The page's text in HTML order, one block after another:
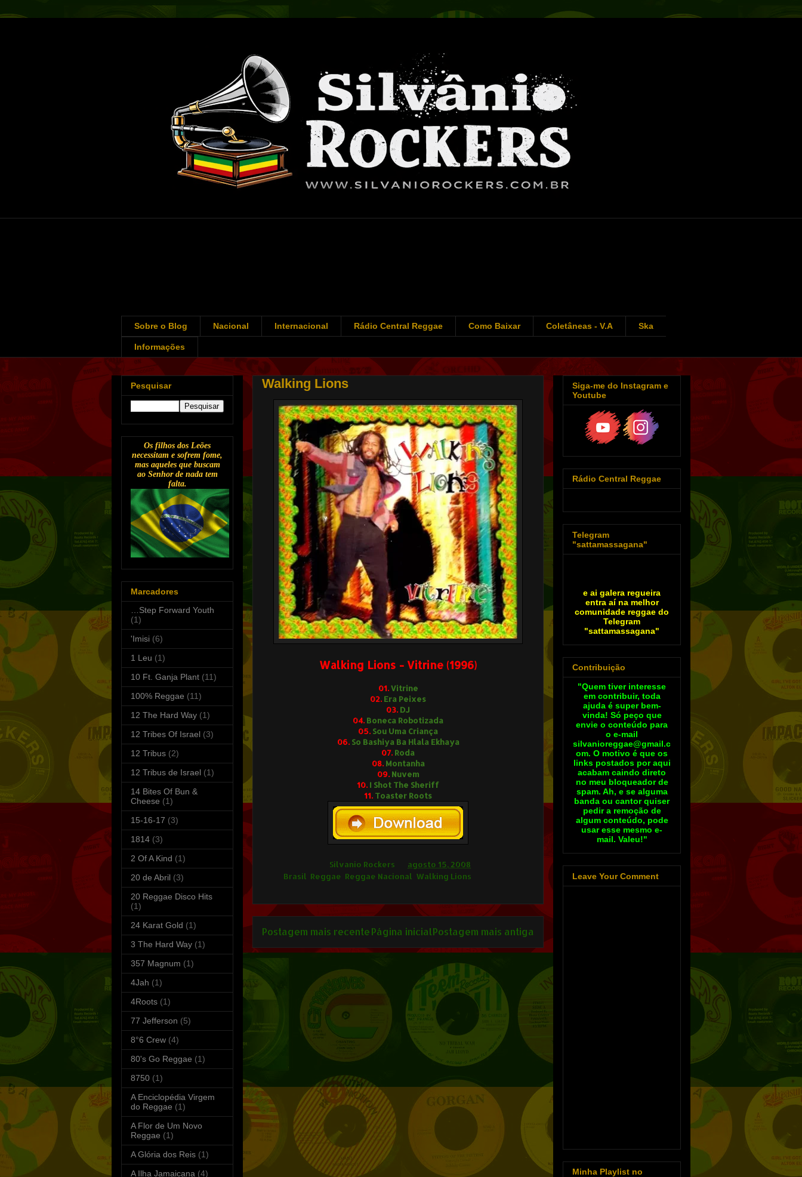
Sobre o Blog Nacional Internacional Rádio Central Reggae Como Baixar Coletâneas - V.A Ska
Informações
Walking Lions
Walking Lions - Vitrine (1996)
01.Vitrine
02. Era Peixes
03. DJ
04. Boneca Robotizada
05. Sou Uma Criança
06. So Bashiya Ba Hlala Ekhaya
07. Roda
08. Montanha
09. Nuvem
10. I Shot The Sheriff
11. Toaster Roots
Silvanio Rockers
agosto 15, 2008
Brasil Reggae Reggae Nacional Walking Lions
Postagem mais recente Postagem mais antiga
Página inicial
Pesquisar
Os filhos dos Leões
necessitam e sofrem fome,
mas aqueles que buscam
ao Senhor de nada tem
falta.
Marcadores
…Step Forward Youth
(1)
'Imisi (6)
1 Leu (1)
10 Ft. Ganja Plant (11)
100% Reggae (11)
12 The Hard Way (1)
12 Tribes Of Israel (3)
12 Tribus (2)
12 Tribus de Israel (1)
14 Bites Of Bun &
Cheese (1)
15-16-17 (3)
1814 (3)
2 Of A Kind (1)
20 de Abril (3)
20 Reggae Disco Hits
(1)
24 Karat Gold (1)
3 The Hard Way (1)
357 Magnum (1)
4Jah (1)
4Roots (1)
77 Jefferson (5)
8°6 Crew (4)
80's Go Reggae (1)
8750 (1)
A Enciclopédia Virgem
do Reggae (1)
A Flor de Um Novo
Reggae (1)
A Glória dos Reis (1)
A Ilha Jamaicana (4)
Siga-me do Instagram e
Youtube
Rádio Central Reggae
Telegram
"sattamassagana"
e ai galera regueira
entra aí na melhor
comunidade reggae do
Telegram
"sattamassagana"
Contribuição
"Quem tiver interesse
em contribuir, toda
ajuda é super bem-
vinda! Só peço que
envie o conteúdo para
o e-mail
silvanioreggae@gmail.c
om. O motivo é que os
links postados por aqui
acabam caindo direto
no meu bloqueador de
spam. Ah, e se alguma
banda ou cantor quiser
pedir a remoção de
algum conteúdo, pode
usar esse mesmo e-
mail. Valeu!"
Leave Your Comment
Minha Playlist no